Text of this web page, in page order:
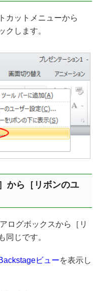
カットメニューから
クします。
から［リボンのユ
ログボックスから［リ
同じです。
ビューを表示し